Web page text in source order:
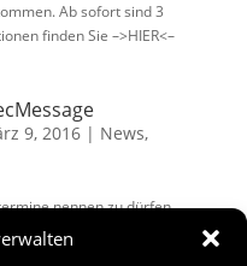
Ab sofort sind 3
finden Sie –>HIER<–
9, 2016| News,
nennen zu dürfen.
werden. Die
TecMessage Popup